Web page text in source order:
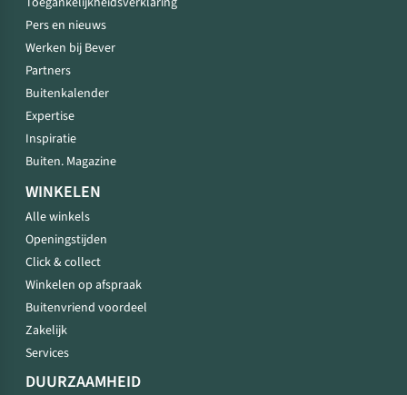
Pers en nieuws
Werken bij Bever
Partners
Buitenkalender
Expertise
Inspiratie
Buiten. Magazine
WINKELEN
Alle winkels
Openingstijden
Click & collect
Winkelen op afspraak
Buitenvriend voordeel
Zakelijk
Services
DUURZAAMHEID